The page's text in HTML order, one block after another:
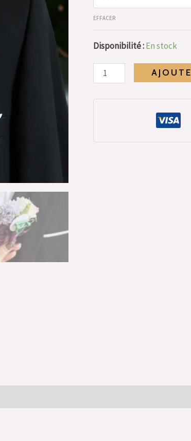
EFFACER
Disponibilité :En stock